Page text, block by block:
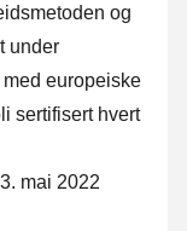
og
under
europeiske
sertifisert hvert
mai 2022